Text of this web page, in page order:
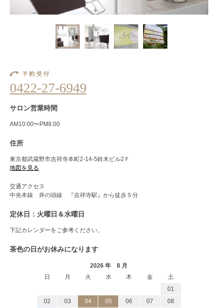
0422-27-6949
サロン営業時間
AM10:00〜PM8:00
住所
東京都武蔵野市吉祥寺本町2-14-5鈴木ビル2Ｆ
地図を見る
交通アクセス
中央本線 井の頭線 『吉祥寺駅』から徒歩５分
定休日：火曜日＆水曜日
下記カレンダーをご参考ください。
茶色の日がお休みになります
2026 年 8 月
日
月 火 水 木 金
土
01
02
03 04 05 06 07
08